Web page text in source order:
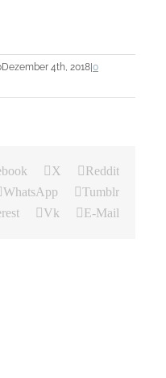
Dezember 4th, 2018|0
X
Reddit
WhatsApp
Tumblr
Vk E-Mail